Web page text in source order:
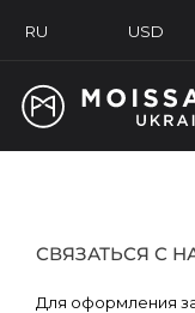
RU USD
СВЯЗАТЬСЯ С
Для оформления